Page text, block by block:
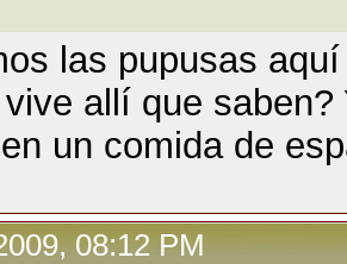
las pupusas
allí que
un comida de
08:12 PM